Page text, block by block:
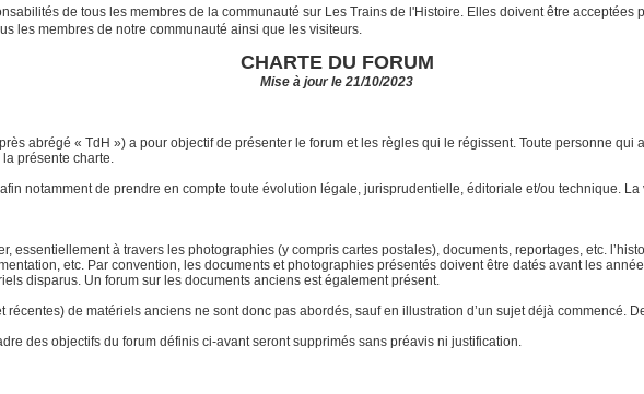
de tous les membres de la communauté sur Les Trains de l'Histoire. Elles doivent être
les membres de notre communauté ainsi que les visiteurs.
CHARTE DU FORUM
Mise à jour le 21/10/2023
abrégé « TdH ») a pour objectif de présenter le forum et les règles qui le régissent. Toute personne
présente charte.
notamment de prendre en compte toute évolution légale, jurisprudentielle, éditoriale et/ou technique.
essentiellement à travers les photographies (y compris cartes postales), documents, reportages, etc.
etc. Par convention, les documents et photographies présentés doivent être datés avant les
disparus. Un forum sur les documents anciens est également présent.
de matériels anciens ne sont donc pas abordés, sauf en illustration d’un sujet déjà commencé.
des objectifs du forum définis ci-avant seront supprimés sans préavis ni justification.